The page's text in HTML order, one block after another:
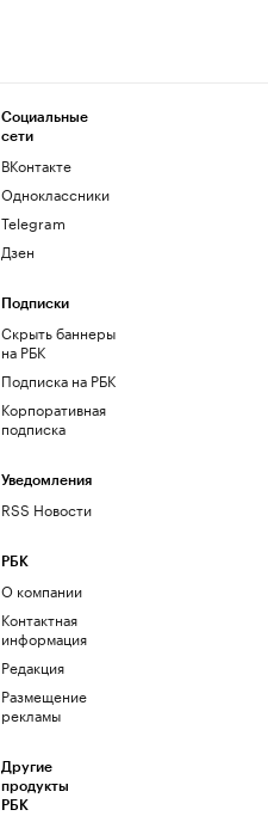
Социальные
сети
ВКонтакте
Одноклассники
Telegram
Дзен
Подписки
Скрыть баннеры
на РБК
Подписка на РБК
Корпоративная
подписка
Уведомления
RSS Новости
РБК
О компании
Контактная
информация
Редакция
Размещение
рекламы
Другие
продукты
РБК